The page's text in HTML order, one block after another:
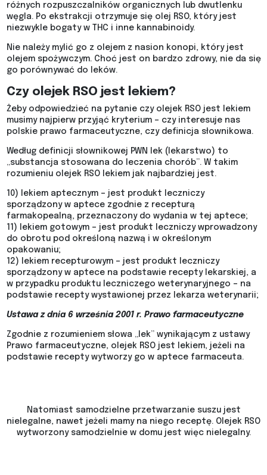
różnych rozpuszczalników organicznych lub dwutlenku
węgla. Po ekstrakcji otrzymuje się olej RSO, który jest
niezwykle bogaty w THC i inne kannabinoidy.
Nie należy mylić go z olejem z nasion konopi, który jest
olejem spożywczym. Choć jest on bardzo zdrowy, nie da się
go porównywać do leków.
Czy olejek RSO jest lekiem?
Żeby odpowiedzieć na pytanie czy olejek RSO jest lekiem
musimy najpierw przyjąć kryterium – czy interesuje nas
polskie prawo farmaceutyczne, czy definicja słownikowa.
Według definicji słownikowej PWN lek (lekarstwo) to
„substancja stosowana do leczenia chorób”. W takim
rozumieniu olejek RSO lekiem jak najbardziej jest.
10) lekiem aptecznym – jest produkt leczniczy
sporządzony w aptece zgodnie z recepturą
farmakopealną, przeznaczony do wydania w tej aptece;
11) lekiem gotowym – jest produkt leczniczy wprowadzony
do obrotu pod określoną nazwą i w określonym
opakowaniu;
12) lekiem recepturowym – jest produkt leczniczy
sporządzony w aptece na podstawie recepty lekarskiej, a
w przypadku produktu leczniczego weterynaryjnego – na
podstawie recepty wystawionej przez lekarza weterynarii;
Ustawa z dnia 6 września 2001 r. Prawo farmaceutyczne
Zgodnie z rozumieniem słowa „lek” wynikającym z ustawy
Prawo farmaceutyczne, olejek RSO jest lekiem, jeżeli na
podstawie recepty wytworzy go w aptece farmaceuta.
Natomiast samodzielne przetwarzanie suszu jest
nielegalne, nawet jeżeli mamy na niego receptę. Olejek RSO
wytworzony samodzielnie w domu jest więc nielegalny.